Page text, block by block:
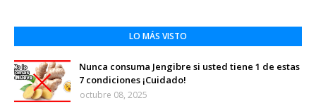
LO MÁS VISTO
Nunca consuma Jengibre si usted tiene 1 de estas
7 condiciones ¡Cuidado!
octubre 08, 2025